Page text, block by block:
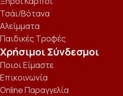
Τσάι/Βότανα
Αλείμματα
Παιδικές Τροφές
Χρήσιμοι Σύνδεσμοι
Ποιοι Είμαστε
Επικοινωνία
Online Παραγγελία